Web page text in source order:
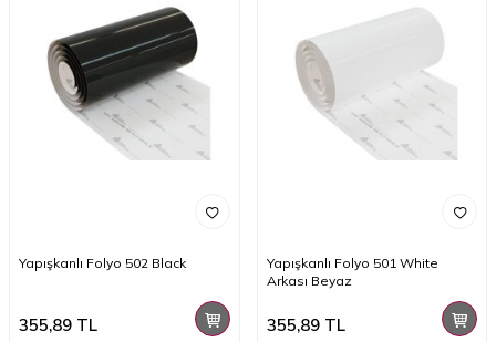
Yapışkanlı Folyo 502 Black
355,89 TL
Yapışkanlı Folyo 501 White
Arkası Beyaz
355,89TL